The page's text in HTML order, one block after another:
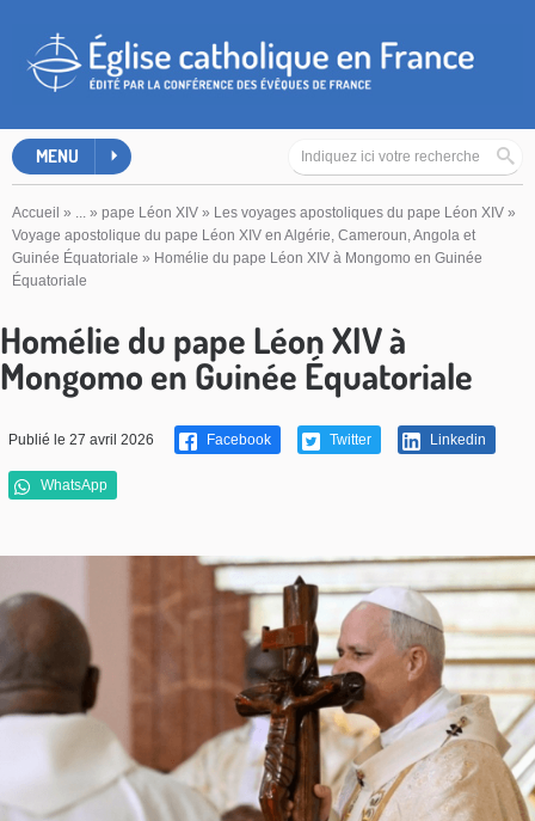
MENU
Accueil » ... » pape Léon XIV » Les voyages apostoliques du pape Léon XIV »
Voyage apostolique du pape Léon XIV en Algérie, Cameroun, Angola et
Guinée Équatoriale » Homélie du pape Léon XIV à Mongomo en Guinée
Équatoriale
Homélie du pape Léon XIV à
Mongomo en Guinée Équatoriale
Publié le 27 avril 2026 Facebook Twitter Linkedin
WhatsApp